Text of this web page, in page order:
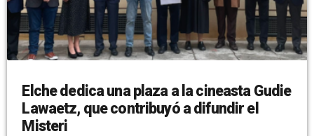
Elche dedica una plaza a la cineasta Gudie
Lawaetz, que contribuyó a difundir el
Misteri